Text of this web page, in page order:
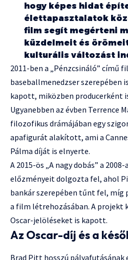
hogy képes hidat
élettapasztalatok
film segít megérteni
küzdelmeit és
kulturális változást
2011-ben a „Pénzcsináló” című
baseballmenedzser szerepében
kapott, miközben producerként
Ugyanebben az évben Terrence
filozofikus drámájában egy
apafigurát alakított, ami a
Pálma díját is elnyerte.
A 2015-ös „A nagy dobás” a
előzményeit dolgozta fel, ahol
bankár szerepében tűnt fel, míg
a film létrehozásában. A
Oscar-jelöléseket is kapott.
Az Oscar-díj és a
Brad Pitt hosszú pályafutásának